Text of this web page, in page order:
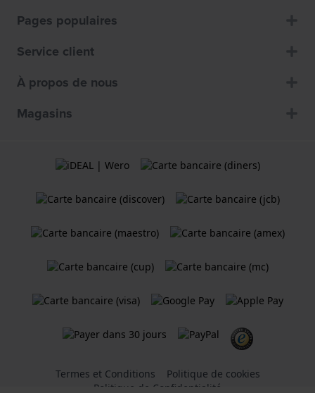
Pages populaires
Service client
À propos de nous
Magasins
Termes et Conditions
Politique de cookies
Politique de Confidentialité